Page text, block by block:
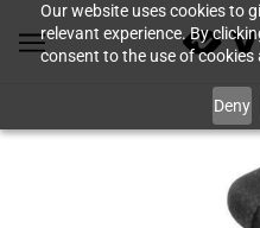
Our website uses cookies to
relevant experience. By
consent to the use of cookies
Deny